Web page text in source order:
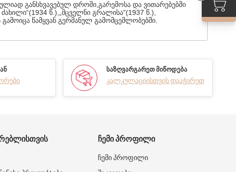
განსხვავებულ დროში,გარემოსა და ვითარებებში
წ.),„მცველნი გრალისა"(1937 წ.),
წამყვან გერმანულ გამომცემლობებში.
ᲡᲐᲖᲦᲕᲐᲠᲒᲐᲠᲔᲗ ᲛᲘᲬᲝᲓᲔᲑᲐ
კალკულაციისთვის დააჭირეთ
ᲩᲔᲛᲘ ᲞᲠᲝᲤᲘᲚᲘ
ჩემი პროფილი